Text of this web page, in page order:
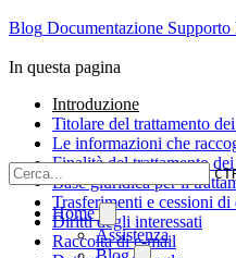
Blog Documentazione Supporto
Home
Assistenza
In questa pagina
Introduzione
Titolare del trattamento
Le informazioni che
Finalità del trattamento
Base giuridica per il
Trasferimenti e cessioni di
Diritti degli interessati
Raccolta di e-mail